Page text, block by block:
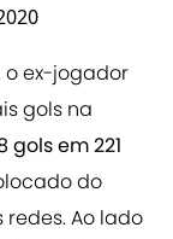
o ex-jogador
gols na
gols em 221
do
redes. Ao lado